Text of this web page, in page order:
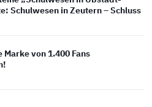
Schulwesen in Zeutern – Schluss
von 1.400 Fans